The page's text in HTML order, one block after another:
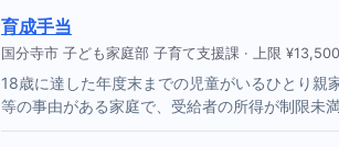
育成手当
国分寺市 子ども家庭部 子育て支援課 · 上限 ¥13,500
18歳に達した年度末までの児童がいるひとり親
等の事由がある家庭で、受給者の所得が制限未